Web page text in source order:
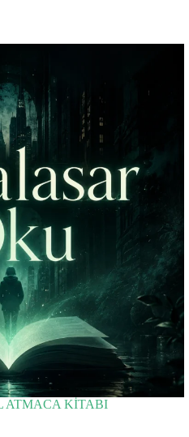
ATMACA KİTABI